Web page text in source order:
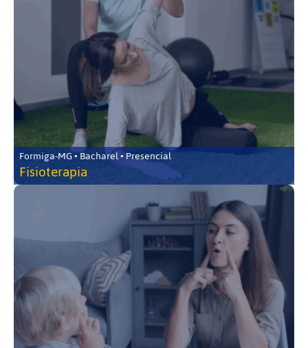
Formiga-MG • Bacharel • Presencial
Fisioterapia